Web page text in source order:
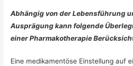
Abhängig von der Lebensführung
Ausprägung kann folgende
einer Pharmakotherapie
Eine medikamentöse Einstellung auf